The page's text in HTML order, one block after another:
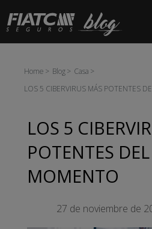
Saltar al contenido principal
Home Blog
Casa
LOS 5 CIBERVIRUS MÁS POTENTES
LOS 5
POTENTES DEL
MOMENTO
27 de noviembre de